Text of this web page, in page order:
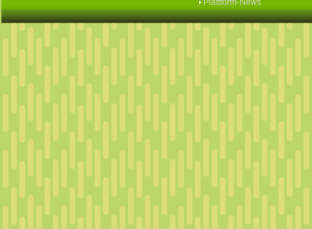
Plattform-News